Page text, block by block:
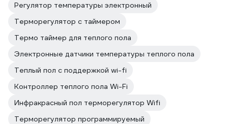
Регулятор температуры электронный
Терморегулятор с таймером
Термо таймер для теплого пола
Электронные датчики температуры теплого пола
Теплый пол с поддержкой wi-fi
Контроллер теплого пола Wi-Fi
Инфракрасный пол терморегулятор Wifi
Терморегулятор программируемый